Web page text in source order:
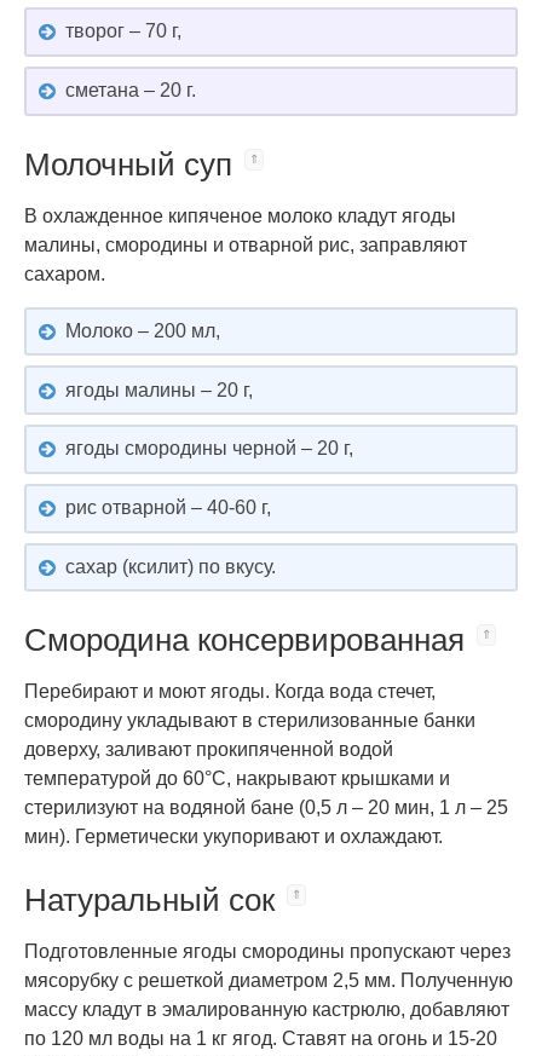
творог – 70 г,
сметана – 20 г.
Молочный суп
В охлажденное кипяченое молоко кладут ягоды
малины, смородины и отварной рис, заправляют
сахаром.
Молоко – 200 мл,
ягоды малины – 20 г,
ягоды смородины черной – 20 г,
рис отварной – 40-60 г,
сахар (ксилит) по вкусу.
Смородина консервированная
Перебирают и моют ягоды. Когда вода стечет,
смородину укладывают в стерилизованные банки
доверху, заливают прокипяченной водой
температурой до 60°С, накрывают крышками и
стерилизуют на водяной бане (0,5 л – 20 мин, 1 л – 25
мин). Герметически укупоривают и охлаждают.
Натуральный сок
Подготовленные ягоды смородины пропускают через
мясорубку с решеткой диаметром 2,5 мм. Полученную
массу кладут в эмалированную кастрюлю, добавляют
по 120 мл воды на 1 кг ягод. Ставят на огонь и 15-20